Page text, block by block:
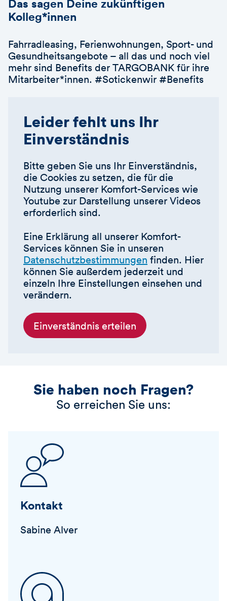
Das sagen Deine zukünftigen
Kolleg*innen
Fahrradleasing, Ferienwohnungen, Sport- und
Gesundheitsangebote – all das und noch viel
mehr sind Benefits der TARGOBANK für ihre
Mitarbeiter*innen. #Sotickenwir #Benefits
Leider fehlt uns Ihr
Einverständnis
Bitte geben Sie uns Ihr Einverständnis,
die Cookies zu setzen, die für die
Nutzung unserer Komfort-Services wie
Youtube zur Darstellung unserer Videos
erforderlich sind.
Eine Erklärung all unserer Komfort-
Services können Sie in unseren
Datenschutzbestimmungen finden. Hier
können Sie außerdem jederzeit und
einzeln Ihre Einstellungen einsehen und
verändern.
Einverständnis erteilen
Sie haben noch Fragen?
So erreichen Sie uns:
Kontakt
Sabine Alver